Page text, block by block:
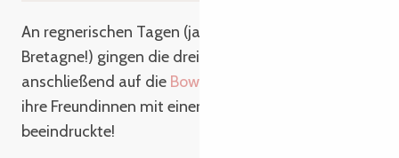
An regnerischen Tagen (ja, wir sind in der
Bretagne!) gingen die drei Freundinnen ins Kino und
anschließend auf die Bowlingbahn
ihre Freundinnen mit einer Reihe von Strikes
beeindruckte!